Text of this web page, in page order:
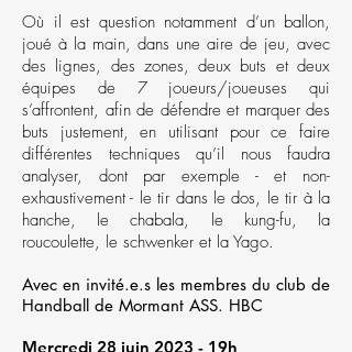
Où il est question notamment d’un ballon,
joué à la main, dans une aire de jeu, avec
des lignes, des zones, deux buts et deux
équipes de 7 joueurs/joueuses qui
s’affrontent, afin de défendre et marquer des
buts justement, en utilisant pour ce faire
différentes techniques qu’il nous faudra
analyser, dont par exemple - et non-
exhaustivement - le tir dans le dos, le tir à la
hanche, le chabala, le kung-fu, la
roucoulette, le schwenker et la Yago.
Avec en invité.e.s les membres du club de
Handball de Mormant ASS. HBC
Mercredi 28 juin 2023 - 19h